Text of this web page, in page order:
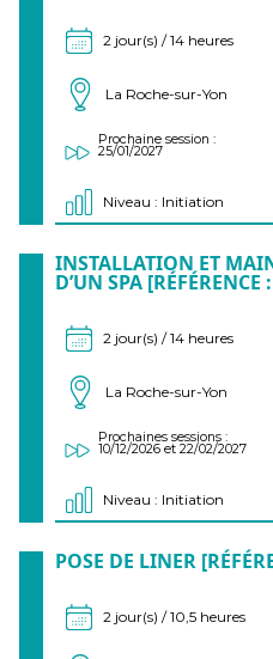
2 jour(s) / 14 heures
La Roche-sur-Yon
Prochaine session :
25/01/2027
Niveau : Initiation
INSTALLATION ET
D’UN SPA [RÉFÉRENCE
2 jour(s) / 14 heures
La Roche-sur-Yon
Prochaines sessions :
10/12/2026 et 22/02/2027
Niveau : Initiation
POSE DE LINER
2 jour(s) / 10,5 heures